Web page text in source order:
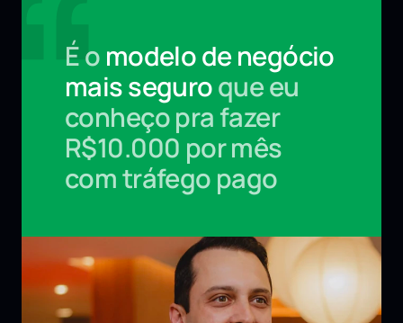
É o modelo de negócio
mais seguro que eu
conheço pra fazer
R$10.000 por mês
com tráfego pago